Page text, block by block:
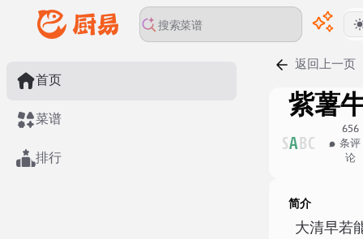
首页
菜谱
排行
返回上一页
紫薯
SA BC
656
条评
论
简介
大清早若